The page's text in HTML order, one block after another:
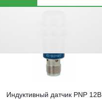
Индуктивный датчик PNP 12В